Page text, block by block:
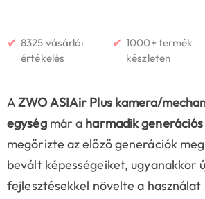
✔ 8325 vásárlói
értékelés
✔ 1000+ termék
készleten
AZWO ASIAir Plus kamera/
egység már a harmadik generációs
megőrizte az előző generációk
bevált képességeiket, ugyanakkor
fejlesztésekkel növelte a